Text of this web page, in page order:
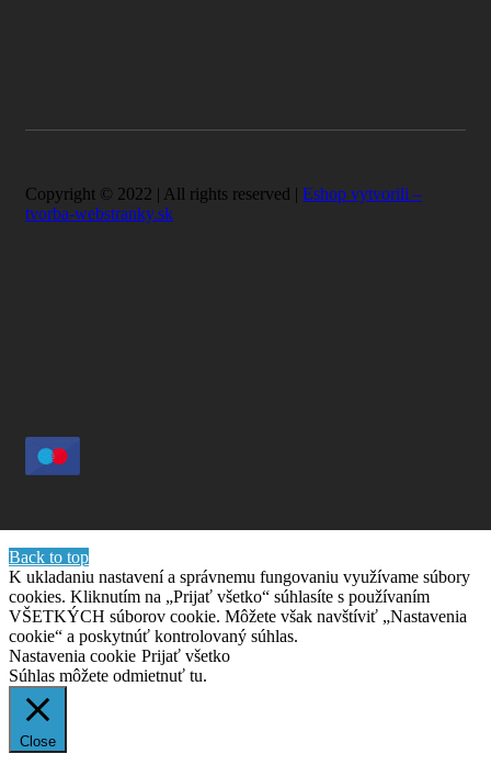
Copyright © 2022 | All rights reserved | Eshop vytvorili –
tvorba-webstranky.sk
Back to top
K ukladaniu nastavení a správnemu fungovaniu využívame súbory
cookies. Kliknutím na „Prijať všetko“ súhlasíte s používaním
VŠETKÝCH súborov cookie. Môžete však navštíviť „Nastavenia
cookie“ a poskytnúť kontrolovaný súhlas.
Nastavenia cookie Prijať všetko
Súhlas môžete odmietnuť tu.
Close